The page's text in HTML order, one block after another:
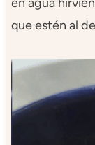
que estén al